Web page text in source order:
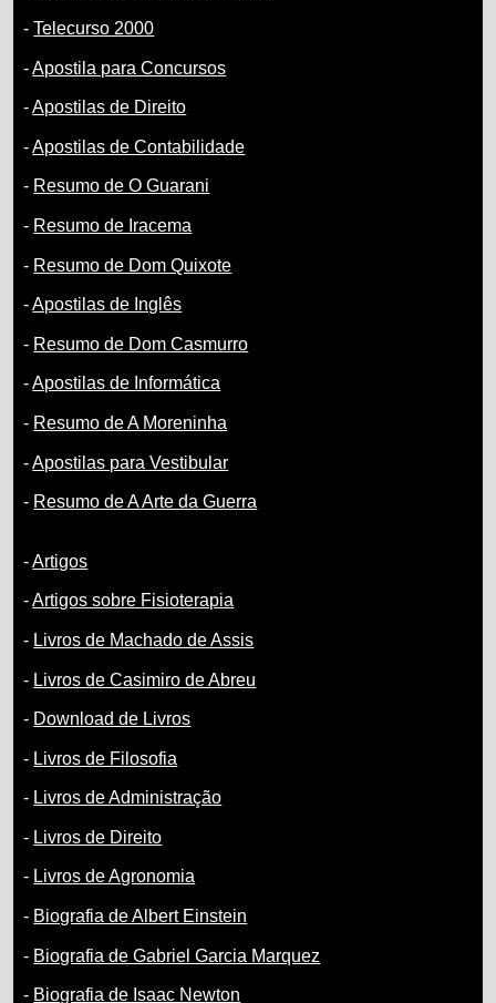
-Telecurso 2000
-Apostila para Concursos
-Apostilas de Direito
-Apostilas de Contabilidade
- Resumo de O Guarani
- Resumo de Iracema
- Resumo de Dom Quixote
-Apostilas de Inglês
- Resumo de Dom Casmurro
-Apostilas de Informática
- Resumo de A Moreninha
-Apostilas para Vestibular
- Resumo de A Arte da Guerra
-Artigos
-Artigos sobre Fisioterapia
- Livros de Machado de Assis
- Livros de Casimiro de Abreu
- Download de Livros
- Livros de Filosofia
- Livros de Administração
- Livros de Direito
- Livros de Agronomia
- Biografia de Albert Einstein
- Biografia de Gabriel Garcia Marquez
- Biografia de Isaac Newton